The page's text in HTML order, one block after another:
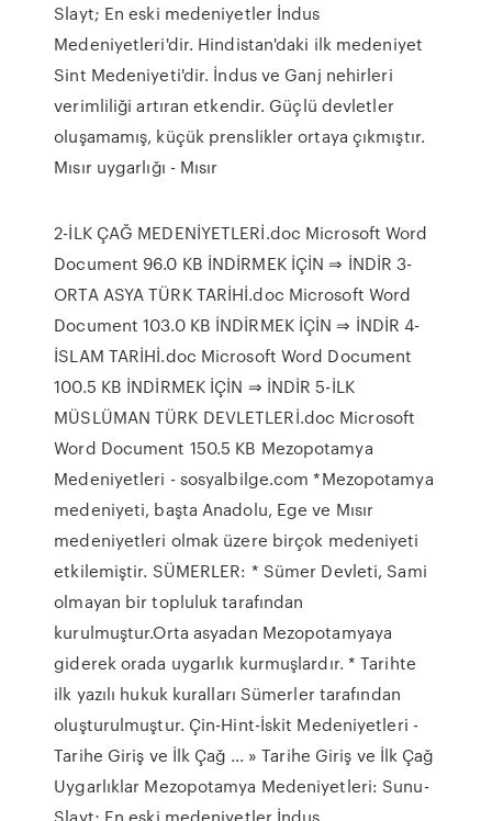
Slayt; En eski medeniyetler İndus
Medeniyetleri'dir. Hindistan'daki ilk medeniyet
Sint Medeniyeti'dir. İndus ve Ganj nehirleri
verimliliği artıran etkendir. Güçlü devletler
oluşamamış, küçük prenslikler ortaya çıkmıştır.
Mısır uygarlığı - Mısır
2-İLK ÇAĞ MEDENİYETLERİ.doc Microsoft Word
Document 96.0 KB İNDİRMEK İÇİN ⇒ İNDİR 3-
ORTA ASYA TÜRK TARİHİ.doc Microsoft Word
Document 103.0 KB İNDİRMEK İÇİN ⇒ İNDİR 4-
İSLAM TARİHİ.doc Microsoft Word Document
100.5 KB İNDİRMEK İÇİN ⇒ İNDİR 5-İLK
MÜSLÜMAN TÜRK DEVLETLERİ.doc Microsoft
Word Document 150.5 KB Mezopotamya
Medeniyetleri - sosyalbilge.com *Mezopotamya
medeniyeti, başta Anadolu, Ege ve Mısır
medeniyetleri olmak üzere birçok medeniyeti
etkilemiştir. SÜMERLER: * Sümer Devleti, Sami
olmayan bir topluluk tarafından
kurulmuştur.Orta asyadan Mezopotamyaya
giderek orada uygarlık kurmuşlardır. * Tarihte
ilk yazılı hukuk kuralları Sümerler tarafından
oluşturulmuştur. Çin-Hint-İskit Medeniyetleri -
Tarihe Giriş ve İlk Çağ ... » Tarihe Giriş ve İlk Çağ
Uygarlıklar Mezopotamya Medeniyetleri: Sunu-
Slayt; En eski medeniyetler İndus